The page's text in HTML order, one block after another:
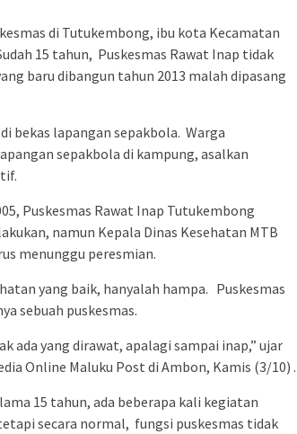
di Tutukembong, ibu kota Kecamatan
15 tahun, Puskesmas Rawat Inap tidak
baru dibangun tahun 2013 malah dipasang
bekas lapangan sepakbola. Warga
sepakbola di kampung, asalkan
Puskesmas Rawat Inap Tutukembong
namun Kepala Dinas Kesehatan MTB
menunggu peresmian.
yang baik, hanyalah hampa. Puskesmas
sebuah puskesmas.
ada yang dirawat, apalagi sampai inap,” ujar
Online Maluku Post di Ambon, Kamis (3/10) .
15 tahun, ada beberapa kali kegiatan
secara normal, fungsi puskesmas tidak